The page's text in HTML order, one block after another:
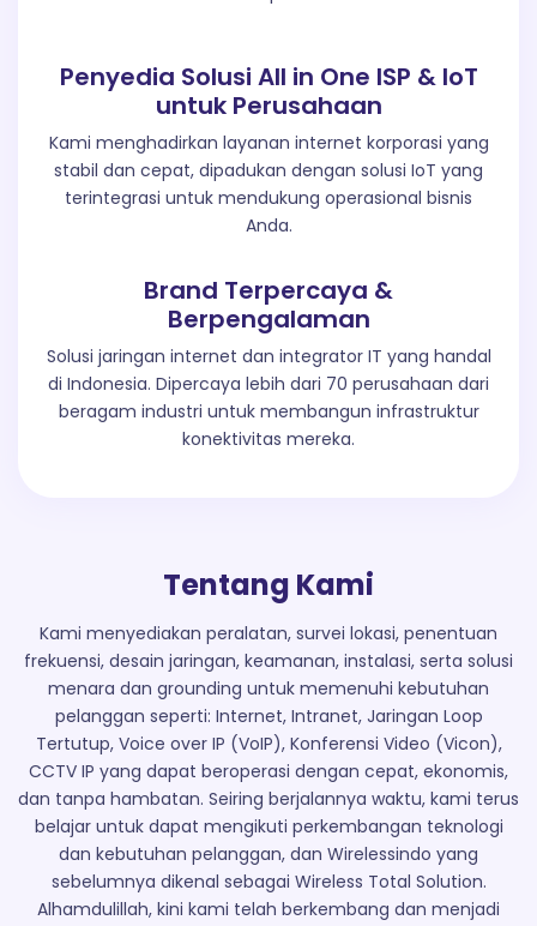
Penyedia Solusi All in One ISP & IoT
untuk Perusahaan
Kami menghadirkan layanan internet korporasi yang
stabil dan cepat, dipadukan dengan solusi IoT yang
terintegrasi untuk mendukung operasional bisnis
Anda.
Brand Terpercaya &
Berpengalaman
Solusi jaringan internet dan integrator IT yang handal
di Indonesia. Dipercaya lebih dari 70 perusahaan dari
beragam industri untuk membangun infrastruktur
konektivitas mereka.
Tentang Kami
Kami menyediakan peralatan, survei lokasi, penentuan
frekuensi, desain jaringan, keamanan, instalasi, serta solusi
menara dan grounding untuk memenuhi kebutuhan
pelanggan seperti: Internet, Intranet, Jaringan Loop
Tertutup, Voice over IP (VoIP), Konferensi Video (Vicon),
CCTV IP yang dapat beroperasi dengan cepat, ekonomis,
dan tanpa hambatan. Seiring berjalannya waktu, kami terus
belajar untuk dapat mengikuti perkembangan teknologi
dan kebutuhan pelanggan, dan Wirelessindo yang
sebelumnya dikenal sebagai Wireless Total Solution.
Alhamdulillah, kini kami telah berkembang dan menjadi